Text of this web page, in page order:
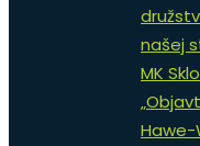
našej
MK